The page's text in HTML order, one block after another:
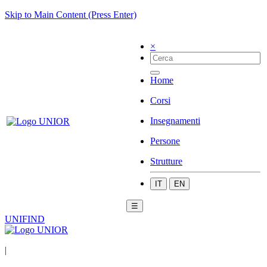
Skip to Main Content (Press Enter)
×
Home
Corsi
Insegnamenti
Persone
Strutture
IT EN
☰
UNIFIND
|